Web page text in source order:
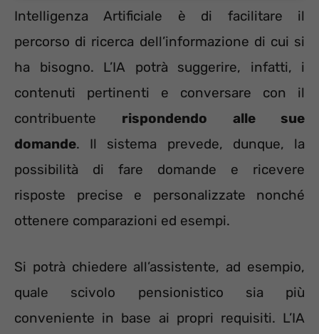
Intelligenza Artificiale è di facilitare il
percorso di ricerca dell’informazione di cui si
ha bisogno. L’IA potrà suggerire, infatti, i
contenuti pertinenti e conversare con il
contribuente rispondendo alle sue
domande. Il sistema prevede, dunque, la
possibilità di fare domande e ricevere
risposte precise e personalizzate nonché
ottenere comparazioni ed esempi.
Si potrà chiedere all’assistente, ad esempio,
quale scivolo pensionistico sia più
conveniente in base ai propri requisiti. L’IA